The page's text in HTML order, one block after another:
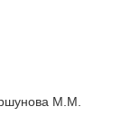
М.М.